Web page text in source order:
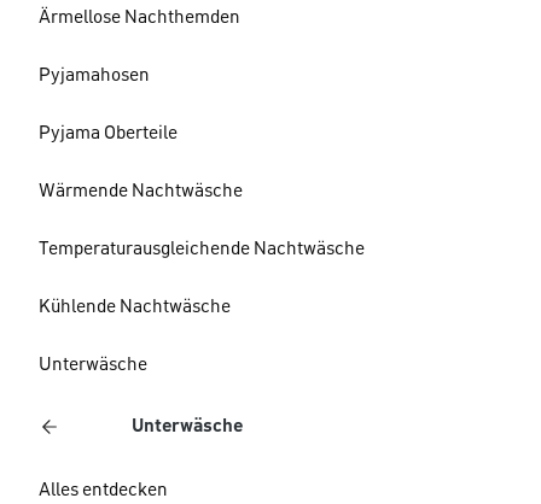
Ärmellose Nachthemden
Pyjamahosen
Pyjama Oberteile
Wärmende Nachtwäsche
Temperaturausgleichende Nachtwäsche
Kühlende Nachtwäsche
Unterwäsche
Unterwäsche
Alles entdecken